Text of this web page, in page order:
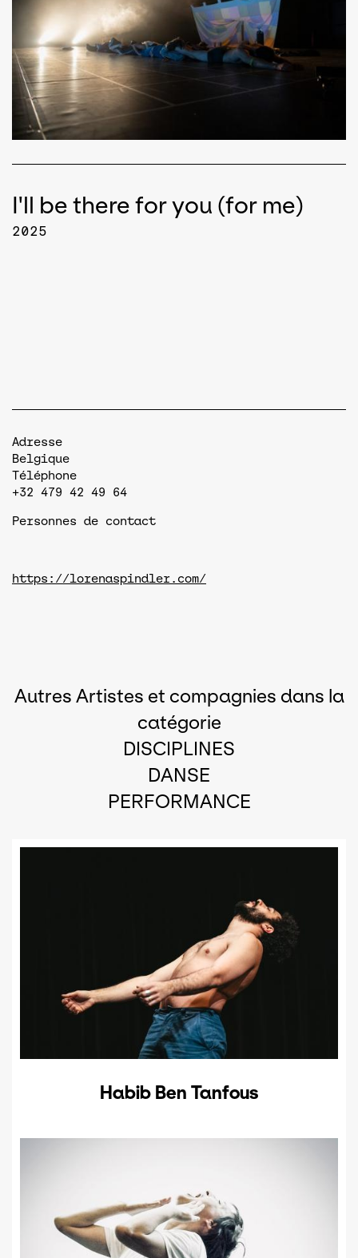
I'll be there for you (for me)
2025
Adresse
Belgique
Téléphone
+32 479 42 49 64
Personnes de contact
https://lorenaspindler.com/
Autres Artistes et compagnies dans la
catégorie
DISCIPLINES
DANSE
PERFORMANCE
Habib Ben Tanfous